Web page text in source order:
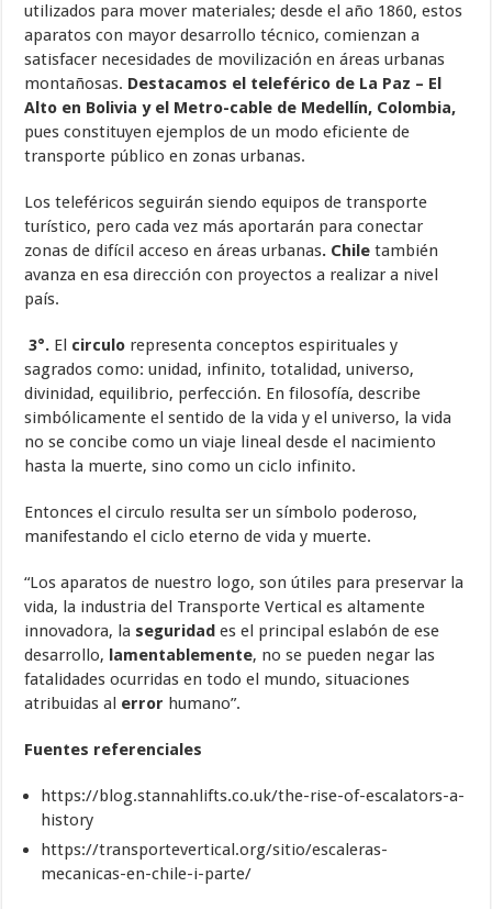
utilizados para mover materiales; desde el año 1860, estos
aparatos con mayor desarrollo técnico, comienzan a
satisfacer necesidades de movilización en áreas urbanas
montañosas. Destacamos el teleférico de La Paz – El
Alto en Bolivia y el Metro-cable de Medellín, Colombia,
pues constituyen ejemplos de un modo eficiente de
transporte público en zonas urbanas.
Los teleféricos seguirán siendo equipos de transporte
turístico, pero cada vez más aportarán para conectar
zonas de difícil acceso en áreas urbanas. Chile también
avanza en esa dirección con proyectos a realizar a nivel
país.
3°. El circulo representa conceptos espirituales y
sagrados como: unidad, infinito, totalidad, universo,
divinidad, equilibrio, perfección. En filosofía, describe
simbólicamente el sentido de la vida y el universo, la vida
no se concibe como un viaje lineal desde el nacimiento
hasta la muerte, sino como un ciclo infinito.
Entonces el circulo resulta ser un símbolo poderoso,
manifestando el ciclo eterno de vida y muerte.
“Los aparatos de nuestro logo, son útiles para preservar la
vida, la industria del Transporte Vertical es altamente
innovadora, la seguridad es el principal eslabón de ese
desarrollo, lamentablemente, no se pueden negar las
fatalidades ocurridas en todo el mundo, situaciones
atribuidas al error humano”.
Fuentes referenciales
https://blog.stannahlifts.co.uk/the-rise-of-escalators-a-
history
https://transportevertical.org/sitio/escaleras-
mecanicas-en-chile-i-parte/